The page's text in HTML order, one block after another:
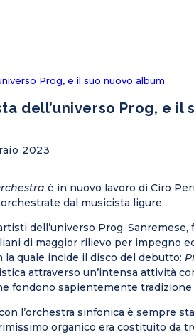
Prog, e il suo nuovo album
dell’universo Prog, e il
2023
è in nuovo lavoro di Ciro
dal musicista ligure.
dell’universo Prog.
di maggior rilievo per impegno
la quale incide il disco del debutto:
attraverso un’intensa attività
fondono sapientemente
l’orchestra sinfonica è sempre
organico era costituito da